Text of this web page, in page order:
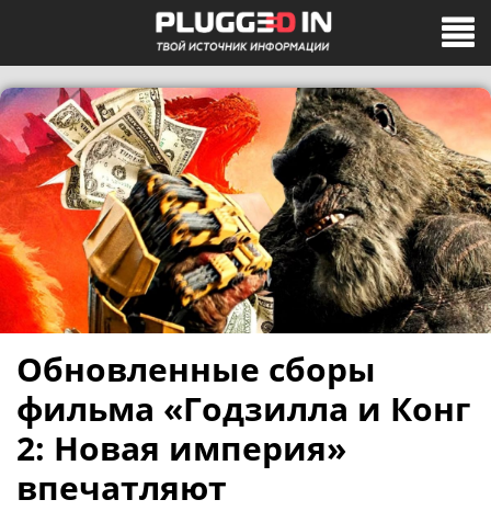
Обновленные сборы
фильма «Годзилла и Конг
2: Новая империя»
впечатляют